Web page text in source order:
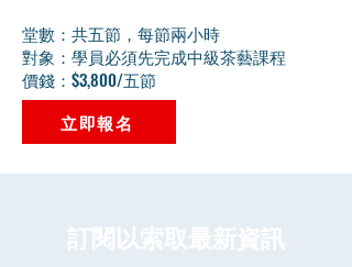
堂數：共五節，每節兩小時
對象：學員必須先完成中級茶藝課程
價錢：$3,800/五節
立即報名
​訂閱以索取最新資訊